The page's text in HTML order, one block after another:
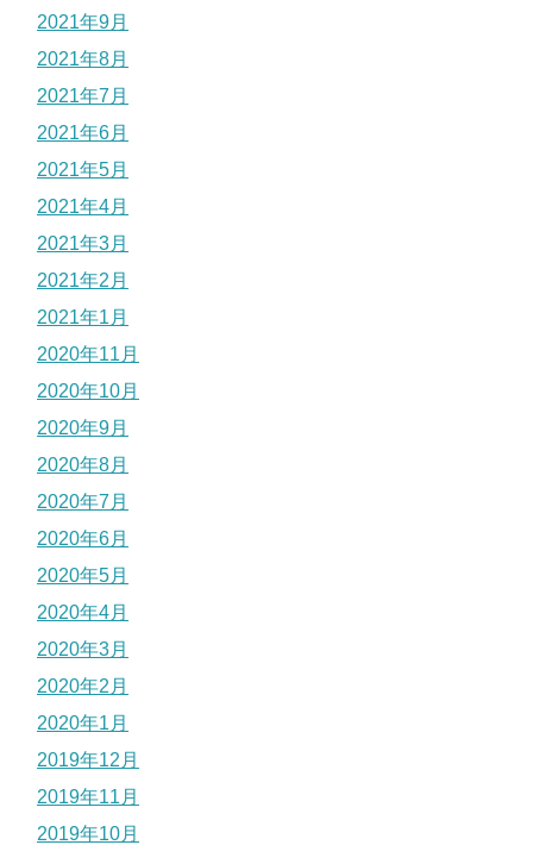
2021年9月
2021年8月
2021年7月
2021年6月
2021年5月
2021年4月
2021年3月
2021年2月
2021年1月
2020年11月
2020年10月
2020年9月
2020年8月
2020年7月
2020年6月
2020年5月
2020年4月
2020年3月
2020年2月
2020年1月
2019年12月
2019年11月
2019年10月